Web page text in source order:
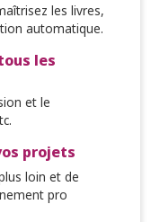
les livres,
automatique.
les
et le
projets
loin et de
pro